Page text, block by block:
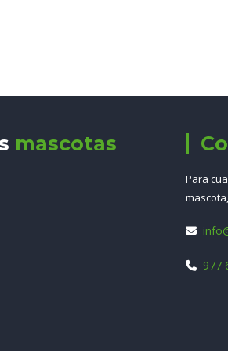
mascotas
Para
977